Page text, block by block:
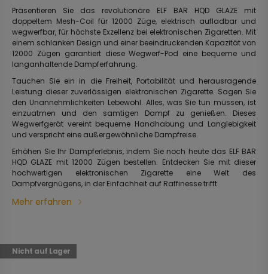
Präsentieren Sie das revolutionäre ELF BAR HQD GLAZE mit
doppeltem Mesh-Coil für 12000 Züge, elektrisch aufladbar und
wegwerfbar, für höchste Exzellenz bei elektronischen Zigaretten. Mit
einem schlanken Design und einer beeindruckenden Kapazität von
12000 Zügen garantiert diese Wegwerf-Pod eine bequeme und
langanhaltende Dampferfahrung.
Tauchen Sie ein in die Freiheit, Portabilität und herausragende
Leistung dieser zuverlässigen elektronischen Zigarette. Sagen Sie
den Unannehmlichkeiten Lebewohl. Alles, was Sie tun müssen, ist
einzuatmen und den samtigen Dampf zu genießen. Dieses
Wegwerfgerät vereint bequeme Handhabung und Langlebigkeit
und verspricht eine außergewöhnliche Dampfreise.
Erhöhen Sie Ihr Dampferlebnis, indem Sie noch heute das ELF BAR
HQD GLAZE mit 12000 Zügen bestellen. Entdecken Sie mit dieser
hochwertigen elektronischen Zigarette eine Welt des
Dampfvergnügens, in der Einfachheit auf Raffinesse trifft.
Mehr erfahren
Nicht auf Lager